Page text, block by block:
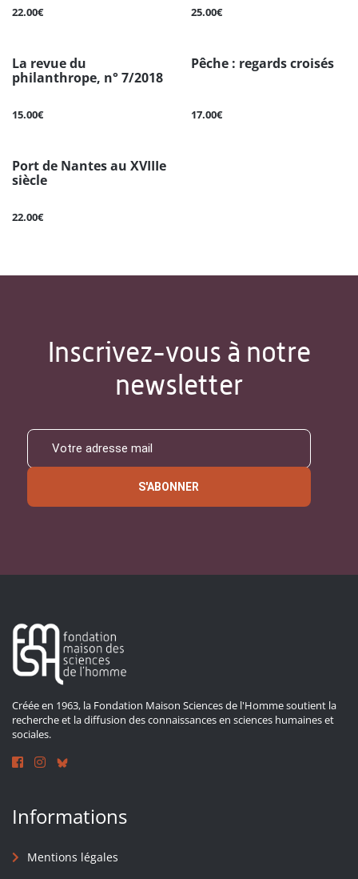
22.00€ 25.00€
La revue du
philanthrope, n° 7/2018
15.00€
Pêche : regards croisés
17.00€
Port de Nantes au XVIIIe
siècle
22.00€
Inscrivez-vous à notre
newsletter
S'ABONNER
Créée en 1963, la Fondation Maison Sciences de l'Homme soutient la
recherche et la diffusion des connaissances en sciences humaines et
sociales.
Informations
Mentions légales